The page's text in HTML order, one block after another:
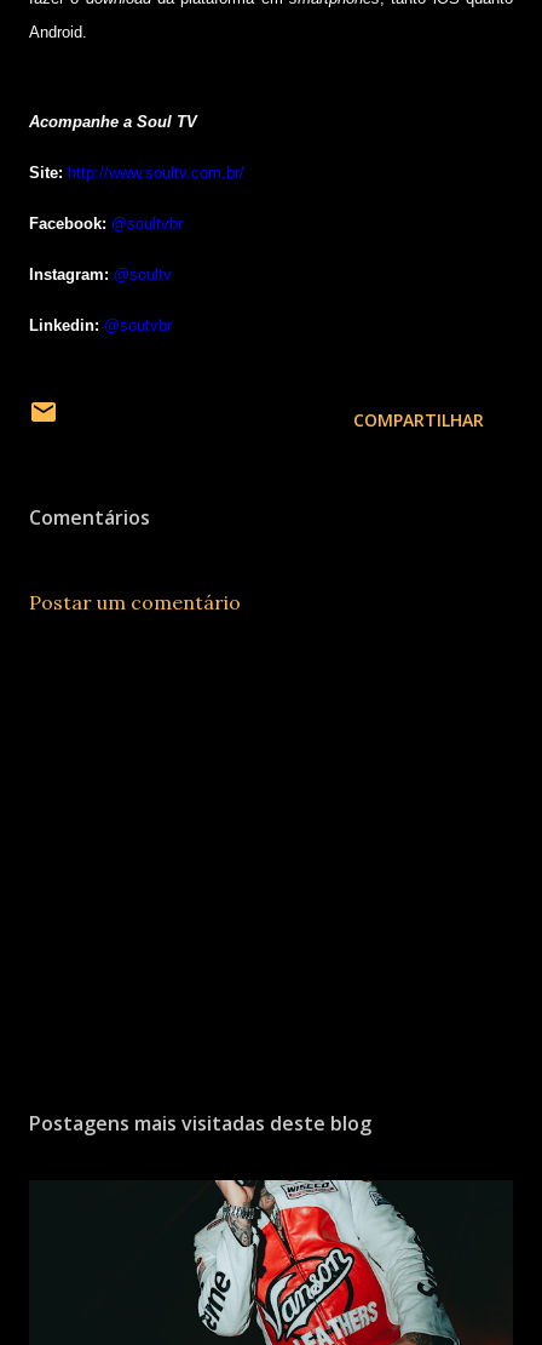
Android.
Acompanhe a Soul TV
Site: http://www.soultv.com.br/
Facebook: @soultvbr
Instagram: @soultv
Linkedin: @soutvbr
COMPARTILHAR
Comentários
Postar um comentário
Postagens mais visitadas deste blog